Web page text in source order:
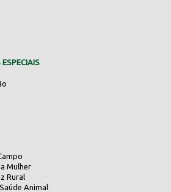
Mulher
Rural
Animal